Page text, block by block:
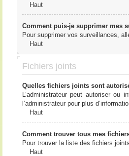
Haut
Comment puis-je supprimer mes
Pour supprimer vos surveillances,
Haut
Fichiers joints
Quelles fichiers joints sont
L’administrateur peut autoriser
l’administrateur pour plus
Haut
Comment trouver tous mes
Pour trouver la liste des fichiers
Haut